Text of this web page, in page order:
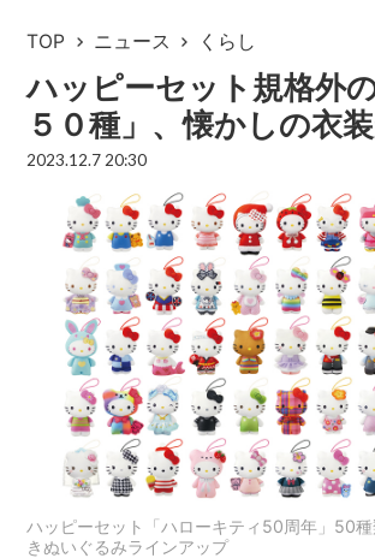
TOP ニュース くらし
ハッピーセット規格外
５０種」、懐かしの衣
2023.12.7 20:30
ハッピーセット「ハローキティ50周年」50
きぬいぐるみラインアップ